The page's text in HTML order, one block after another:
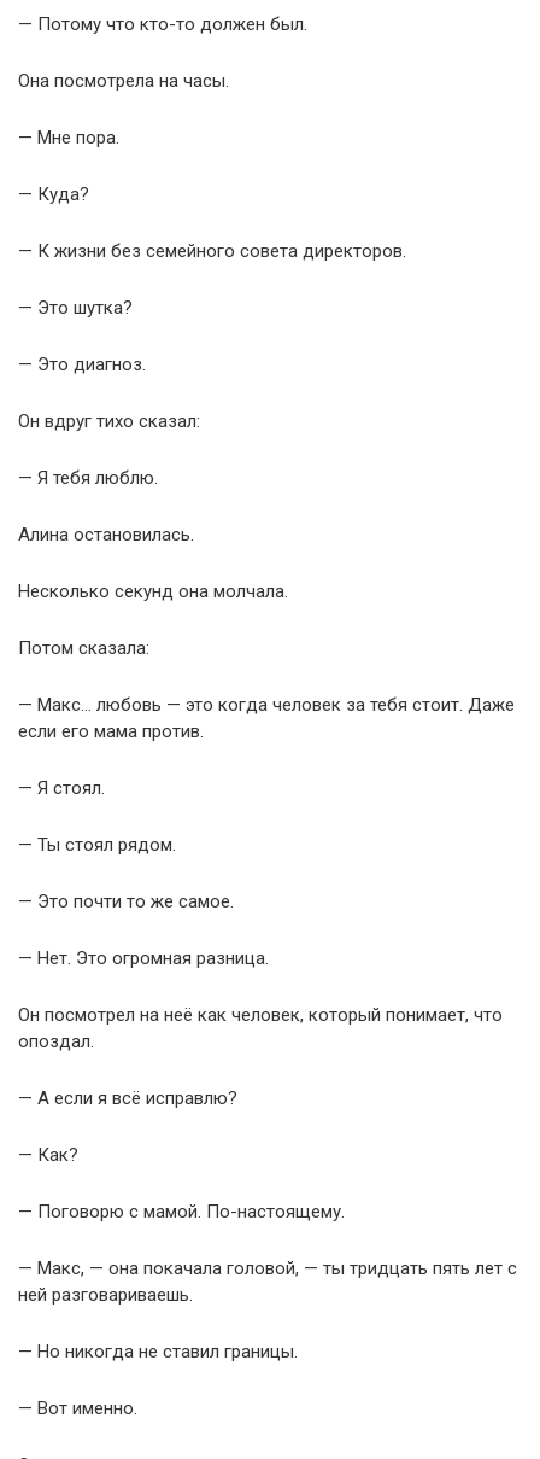
— Потому что кто-то должен был.
Она посмотрела на часы.
— Мне пора.
— Куда?
— К жизни без семейного совета директоров.
— Это шутка?
— Это диагноз.
Он вдруг тихо сказал:
— Я тебя люблю.
Алина остановилась.
Несколько секунд она молчала.
Потом сказала:
— Макс… любовь — это когда человек за тебя стоит. Даже
если его мама против.
— Я стоял.
— Ты стоял рядом.
— Это почти то же самое.
— Нет. Это огромная разница.
Он посмотрел на неё как человек, который понимает, что
опоздал.
— А если я всё исправлю?
— Как?
— Поговорю с мамой. По-настоящему.
— Макс, — она покачала головой, — ты тридцать пять лет с
ней разговариваешь.
— Но никогда не ставил границы.
— Вот именно.